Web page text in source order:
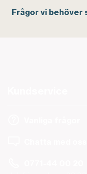
Frågor vi behöver